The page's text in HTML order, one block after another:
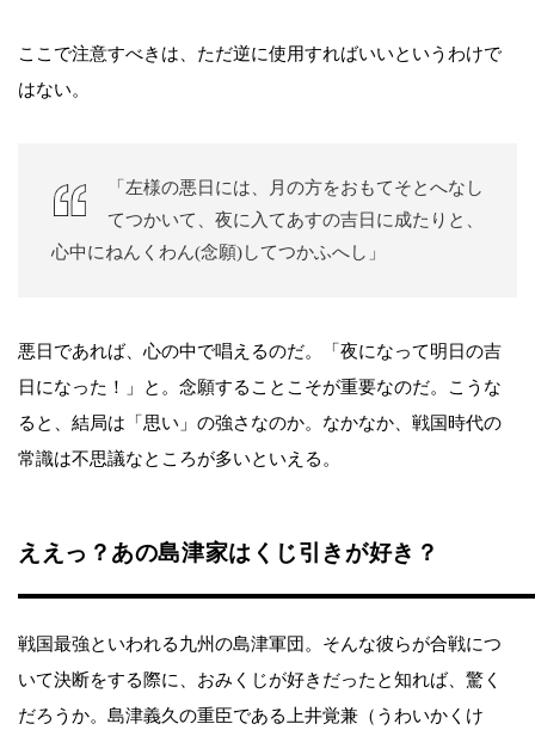
ここで注意すべきは、ただ逆に使用すればいいというわけで
はない。
「左様の悪日には、月の方をおもてそとへなし
てつかいて、夜に入てあすの吉日に成たりと、
心中にねんくわん(念願)してつかふへし」
悪日であれば、心の中で唱えるのだ。「夜になって明日の吉
日になった！」と。念願することこそが重要なのだ。こうな
ると、結局は「思い」の強さなのか。なかなか、戦国時代の
常識は不思議なところが多いといえる。
ええっ？あの島津家はくじ引きが好き？
戦国最強といわれる九州の島津軍団。そんな彼らが合戦につ
いて決断をする際に、おみくじが好きだったと知れば、驚く
だろうか。島津義久の重臣である上井覚兼（うわいかくけ